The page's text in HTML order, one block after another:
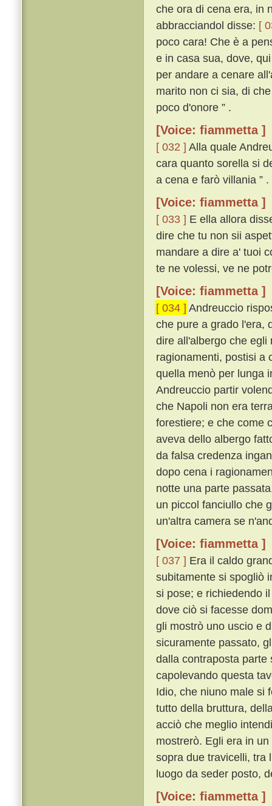
che ora di cena era, in
abbracciandol disse: [
poco cara! Che è a
e in casa sua, dove,
per andare a cenare
marito non ci sia, di
poco d'onore ” .
[Voice: fiammetta ]
[ 032 ] Alla quale
cara quanto sorella si
a cena e farò villania ” .
[Voice: fiammetta ]
[ 033 ] E ella allora
dire che tu non sii
mandare a dire a' tuoi
te ne volessi, ve ne
[Voice: fiammetta ]
[ 034 ] Andreuccio
che pure a grado l'era,
dire all'albergo che
ragionamenti, postisi a
quella menò per lunga
Andreuccio partir
che Napoli non era
forestiere; e che come
aveva dello albergo
da falsa credenza
dopo cena i
notte una parte
un piccol fanciullo che
un'altra camera se
[Voice: fiammetta ]
[ 037 ] Era il caldo
subitamente si spogliò
si pose; e richiedendo
dove ciò si facesse
gli mostrò uno uscio e
sicuramente passato,
dalla contraposta parte
capolevando questa
Idio, che niuno male si
tutto della bruttura,
acciò che meglio
mostrerò. Egli era in
sopra due travicelli, tra
luogo da seder posto,
[Voice: fiammetta ]